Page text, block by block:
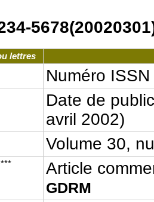
lettres
Numéro ISSN
Date de
avril 2002)
Volume 30,
Article
GDRM